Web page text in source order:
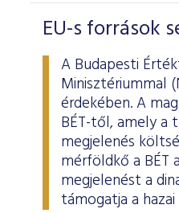
EU-s források
A Budapesti
Minisztériummal
érdekében. A
BÉT-től, amely a
megjelenés
mérföldkő a BÉT
megjelenést a
támogatja a